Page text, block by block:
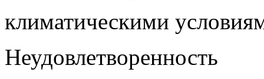
климатическими
Неудовлетворенность